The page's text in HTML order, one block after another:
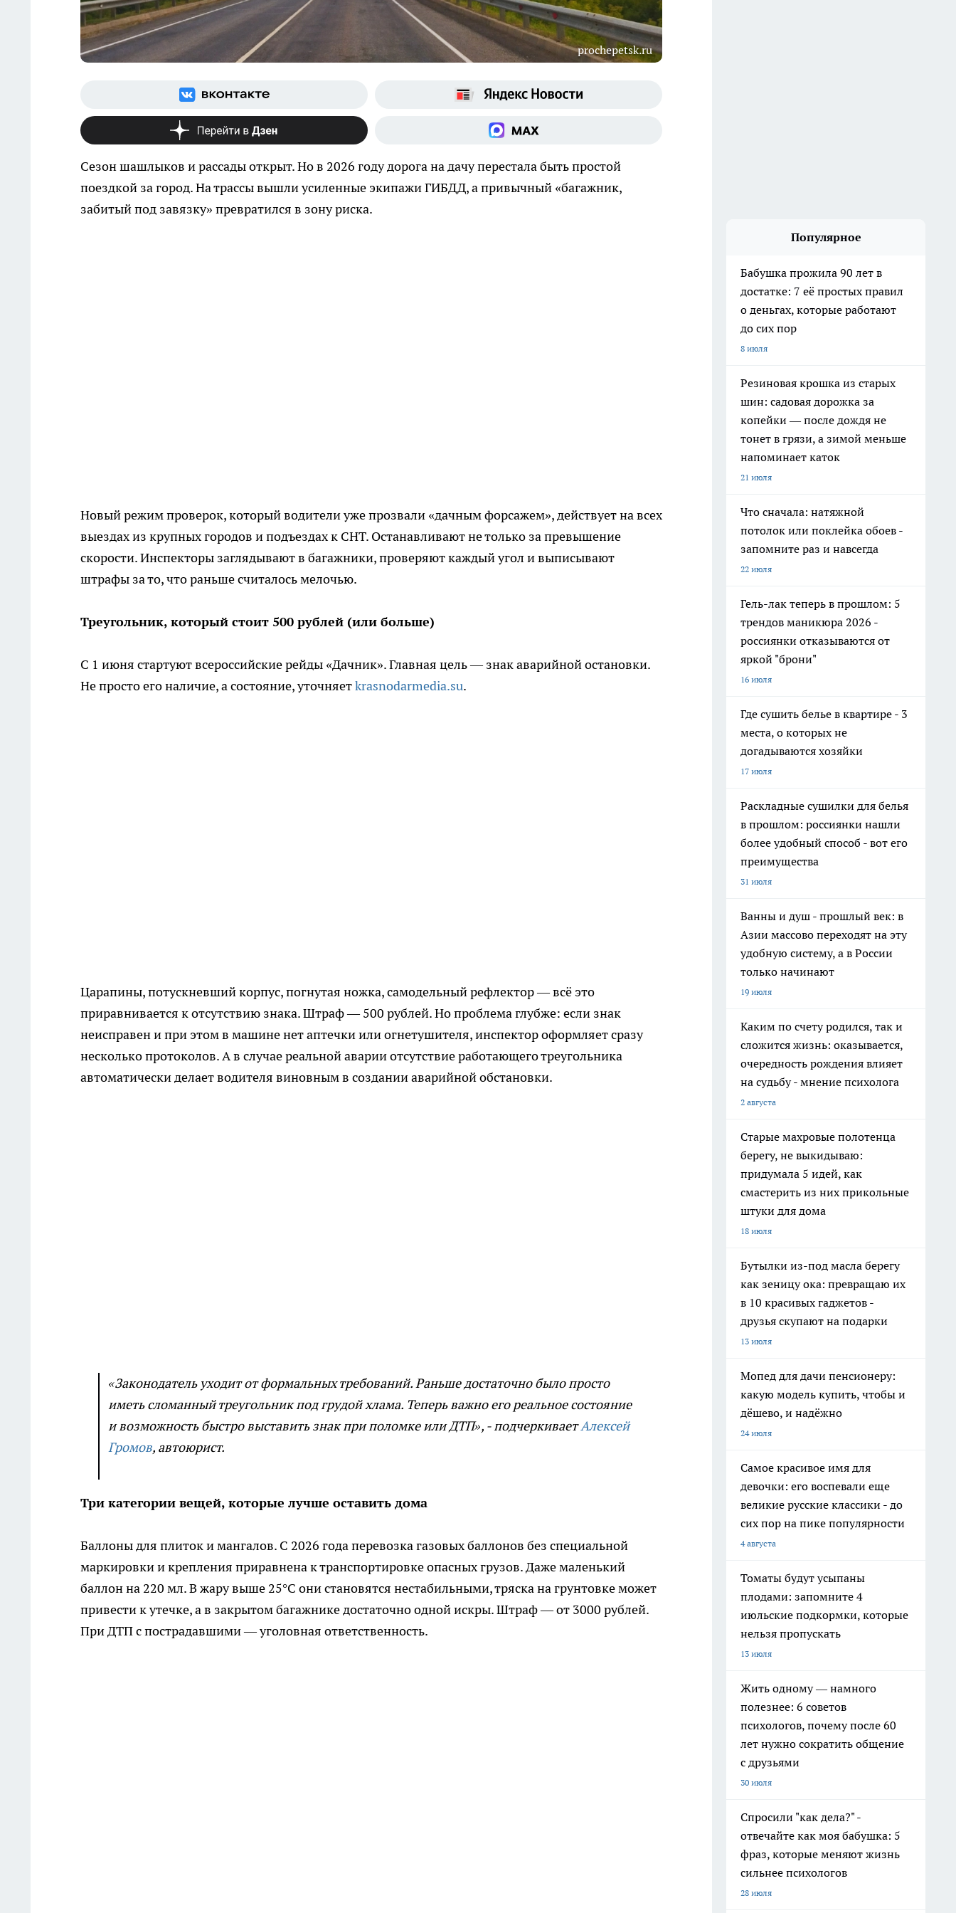
prochepetsk.ru
Сезон шашлыков и рассады открыт. Но в 2026 году дорога на дачу перестала быть простой
поездкой за город. На трассы вышли усиленные экипажи ГИБДД, а привычный «багажник,
забитый под завязку» превратился в зону риска.
Новый режим проверок, который водители уже прозвали «дачным форсажем», действует на всех
выездах из крупных городов и подъездах к СНТ. Останавливают не только за превышение
скорости. Инспекторы заглядывают в багажники, проверяют каждый угол и выписывают
штрафы за то, что раньше считалось мелочью.
Треугольник, который стоит 500 рублей (или больше)
С 1 июня стартуют всероссийские рейды «Дачник». Главная цель — знак аварийной остановки.
Не просто его наличие, а состояние, уточняетkrasnodarmedia.su.
Царапины, потускневший корпус, погнутая ножка, самодельный рефлектор — всё это
приравнивается к отсутствию знака. Штраф — 500 рублей. Но проблема глубже: если знак
неисправен и при этом в машине нет аптечки или огнетушителя, инспектор оформляет сразу
несколько протоколов. А в случае реальной аварии отсутствие работающего треугольника
автоматически делает водителя виновным в создании аварийной обстановки.
«Законодатель уходит от формальных требований. Раньше достаточно было просто
иметь сломанный треугольник под грудой хлама. Теперь важно его реальное состояние
и возможность быстро выставить знак при поломке или ДТП», - подчеркиваетАлексей
Громов, автоюрист.
Три категории вещей, которые лучше оставить дома
Баллоны для плиток и мангалов. С 2026 года перевозка газовых баллонов без специальной
маркировки и крепления приравнена к транспортировке опасных грузов. Даже маленький
баллон на 220 мл. В жару выше 25°C они становятся нестабильными, тряска на грунтовке может
привести к утечке, а в закрытом багажнике достаточно одной искры. Штраф — от 3000 рублей.
При ДТП с пострадавшими — уголовная ответственность.
Популярное
Бабушка прожила 90 лет в
достатке: 7 её простых правил
о деньгах, которые работают
до сих пор
8 июля
Резиновая крошка из старых
шин: садовая дорожка за
копейки — после дождя не
тонет в грязи, а зимой меньше
напоминает каток
21 июля
Что сначала: натяжной
потолок или поклейка обоев -
запомните раз и навсегда
22 июля
Гель-лак теперь в прошлом: 5
трендов маникюра 2026 -
россиянки отказываются от
яркой "брони"
16 июля
Где сушить белье в квартире - 3
места, о которых не
догадываются хозяйки
17 июля
Раскладные сушилки для белья
в прошлом: россиянки нашли
более удобный способ - вот его
преимущества
31 июля
Ванны и душ - прошлый век: в
Азии массово переходят на эту
удобную систему, а в России
только начинают
19 июля
Каким по счету родился, так и
сложится жизнь: оказывается,
очередность рождения влияет
на судьбу - мнение психолога
2 августа
Старые махровые полотенца
берегу, не выкидываю:
придумала 5 идей, как
смастерить из них прикольные
штуки для дома
18 июля
Бутылки из-под масла берегу
как зеницу ока: превращаю их
в 10 красивых гаджетов -
друзья скупают на подарки
13 июля
Мопед для дачи пенсионеру:
какую модель купить, чтобы и
дёшево, и надёжно
24 июля
Самое красивое имя для
девочки: его воспевали еще
великие русские классики - до
сих пор на пике популярности
4 августа
Томаты будут усыпаны
плодами: запомните 4
июльские подкормки, которые
нельзя пропускать
13 июля
Жить одному — намного
полезнее: 6 советов
психологов, почему после 60
лет нужно сократить общение
с друзьями
30 июля
Спросили "как дела?" -
отвечайте как моя бабушка: 5
фраз, которые меняют жизнь
сильнее психологов
28 июля